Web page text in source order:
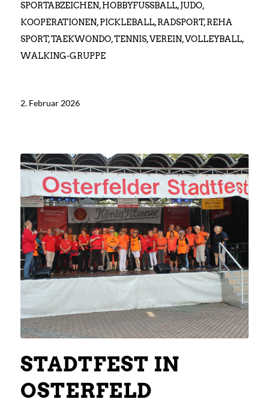
SPORTABZEICHEN,HOBBYFUSSBALL,JUDO,
KOOPERATIONEN,PICKLEBALL,RADSPORT,REHA
SPORT,TAEKWONDO,TENNIS,VEREIN,VOLLEYBALL,
WALKING-GRUPPE
2. Februar 2026
STADTFEST IN
OSTERFELD